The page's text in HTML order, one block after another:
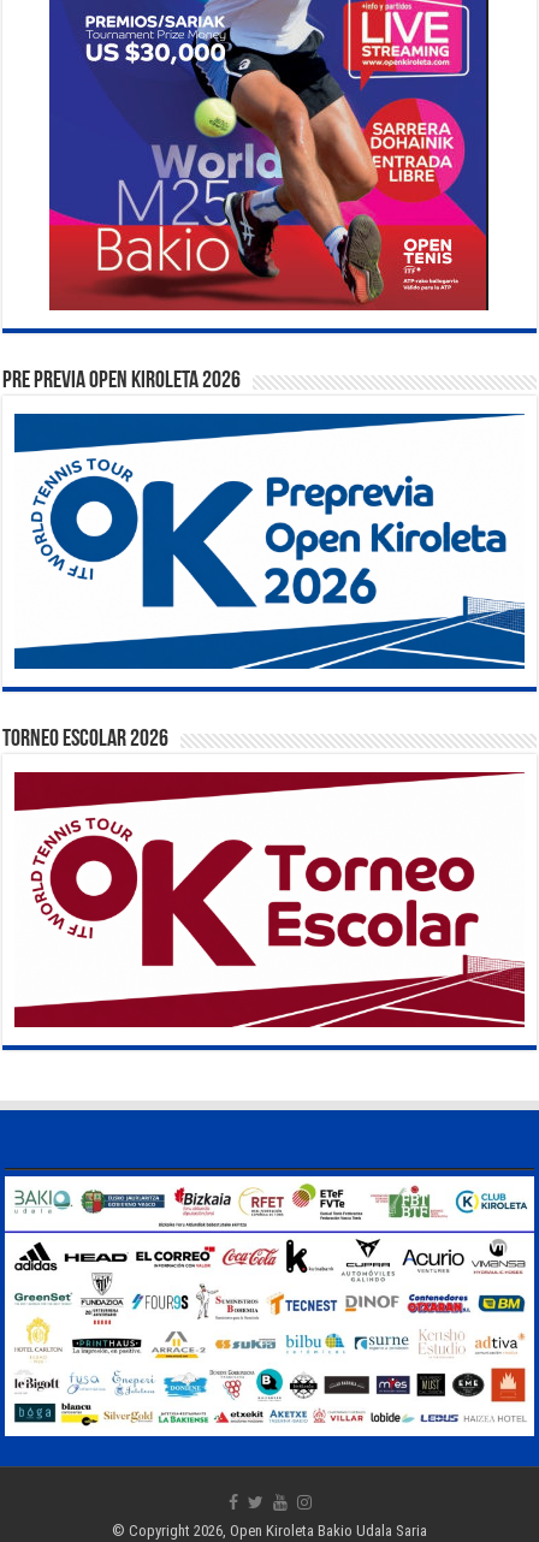
PRE PREVIA OPEN KIROLETA 2026
TORNEO ESCOLAR 2026
© Copyright 2026, Open Kiroleta Bakio Udala Saria